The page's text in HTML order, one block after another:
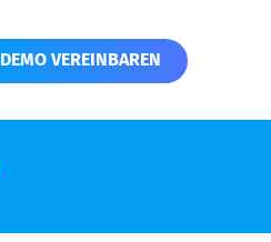
DEMO VEREINBAREN